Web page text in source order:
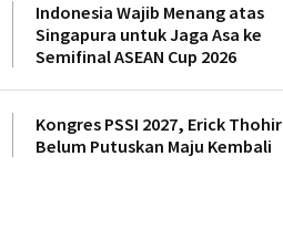
Indonesia Wajib Menang atas
Singapura untuk Jaga Asa ke
Semifinal ASEAN Cup 2026
Kongres PSSI 2027, Erick Thohir
Belum Putuskan Maju Kembali